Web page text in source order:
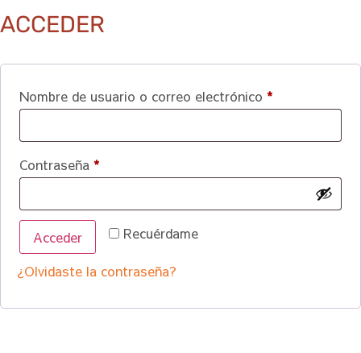
ACCEDER
Nombre de usuario o correo electrónico *
Contraseña *
Recuérdame
Acceder
¿Olvidaste la contraseña?